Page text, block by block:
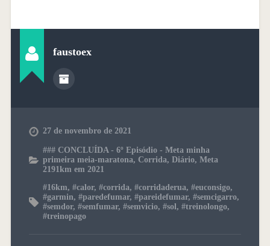
faustoex
27 de novembro de 2021
### CONCLUÍDA - 6º Episódio - Meta minha
primeira meia-maratona, Corrida, Diário, Meta
2191km em 2021
#16km, #calor, #corrida, #corridaderua, #euconsigo,
#garmin, #paredefumar, #pareidefumar, #semcigarro,
#semdor, #semfumar, #semvicio, #sol , #treinolongo,
#treinopago